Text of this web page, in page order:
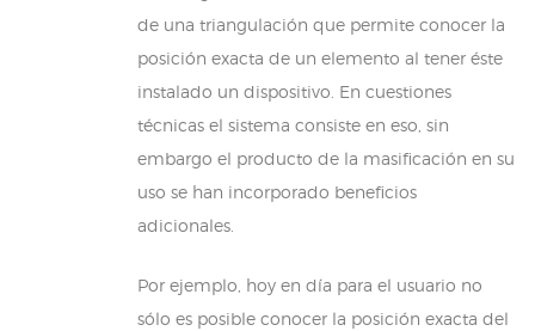
de una triangulación que permite conocer la
posición exacta de un elemento al tener éste
instalado un dispositivo. En cuestiones
técnicas el sistema consiste en eso, sin
embargo el producto de la masificación en su
uso se han incorporado beneficios
adicionales.
Por ejemplo, hoy en día para el usuario no
sólo es posible conocer la posición exacta del